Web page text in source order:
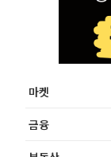
마켓
금융